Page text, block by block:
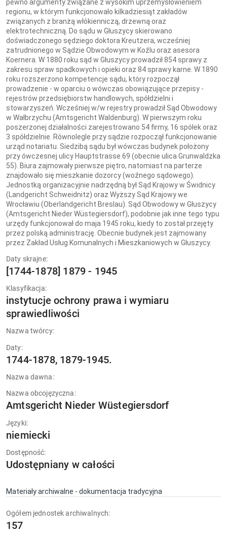
pewno argumenty związane z wysokim uprzemysłowieniem
regionu, w którym funkcjonowało kilkadziesiąt zakładów
związanych z branżą włókienniczą, drzewną oraz
elektrotechniczną. Do sądu w Głuszycy skierowano
doświadczonego sędziego doktora Kreutzera, wcześniej
zatrudnionego w Sądzie Obwodowym w Koźlu oraz asesora
Koernera. W 1880 roku sąd w Głuszycy prowadził 854 sprawy z
zakresu spraw spadkowych i opieki oraz 84 sprawy karne. W 1890
roku rozszerzono kompetencje sądu, który rozpoczął
prowadzenie - w oparciu o wówczas obowiązujące przepisy -
rejestrów przedsiębiorstw handlowych, spółdzielni i
stowarzyszeń. Wcześniej w/w rejestry prowadził Sąd Obwodowy
w Wałbrzychu (Amtsgericht Waldenburg). W pierwszym roku
poszerzonej działalności zarejestrowano 54 firmy, 16 spółek oraz
3 spółdzielnie. Równolegle przy sądzie rozpoczął funkcjonowanie
urząd notariatu. Siedzibą sądu był wówczas budynek położony
przy ówczesnej ulicy Hauptstrasse 69 (obecnie ulica Grunwaldzka
55). Biura zajmowały pierwsze piętro, natomiast na parterze
znajdowało się mieszkanie dozorcy (woźnego sądowego).
Jednostką organizacyjnie nadrzędną był Sąd Krajowy w Świdnicy
(Landgericht Schweidnitz) oraz Wyższy Sąd Krajowy we
Wrocławiu (Oberlandgericht Breslau). Sąd Obwodowy w Głuszycy
(Amtsgericht Nieder Wüstegiersdorf), podobnie jak inne tego typu
urzędy funkcjonował do maja 1945 roku, kiedy to został przejęty
przez polską administrację. Obecnie budynek jest zajmowany
przez Zakład Usług Komunalnych i Mieszkaniowych w Głuszycy.
Daty skrajne:
[1744-1878] 1879 - 1945
Klasyfikacja:
instytucje ochrony prawa i wymiaru
sprawiedliwości
Nazwa twórcy:
Daty:
1744-1878, 1879-1945.
Nazwa dawna:
Nazwa obcojęzyczna:
Amtsgericht Nieder Wüstegiersdorf
Języki:
niemiecki
Dostępność:
Udostępniany w całości
Materiały archiwalne - dokumentacja tradycyjna
Ogółem jednostek archiwalnych:
157